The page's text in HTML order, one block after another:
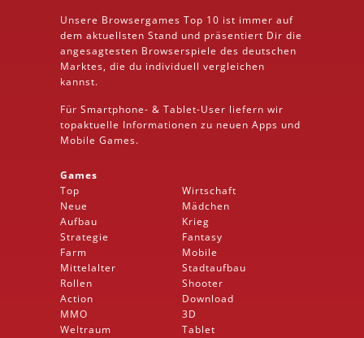
Unsere Browsergames Top 10 ist immer auf
dem aktuellsten Stand und präsentiert Dir die
angesagtesten Browserspiele des deutschen
Marktes, die du individuell vergleichen
kannst.
Für Smartphone- & Tablet-User liefern wir
topaktuelle Informationen zu neuen Apps und
Mobile Games.
Games
Top
Neue
Aufbau
Strategie
Farm
Mittelalter
Rollen
Action
MMO
Weltraum
Wirtschaft
Mädchen
Krieg
Fantasy
Mobile
Stadtaufbau
Shooter
Download
3D
Tablet